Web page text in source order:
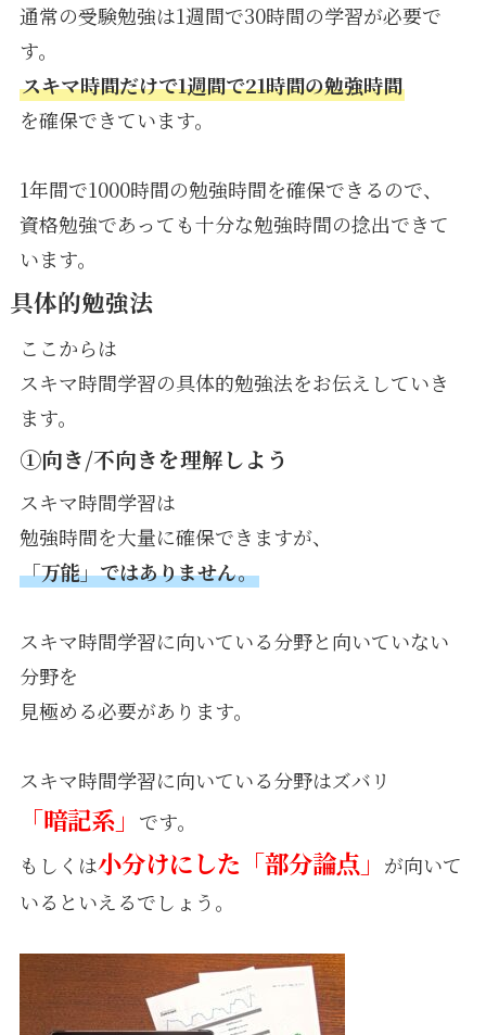
通常の受験勉強は1週間で30時間の学習が必要で
す。
スキマ時間だけで1週間で21時間の勉強時間
を確保できています。
1年間で1000時間の勉強時間を確保できるので、
資格勉強であっても十分な勉強時間の捻出できて
います。
具体的勉強法
ここからは
スキマ時間学習の具体的勉強法をお伝えしていき
ます。
①向き/不向きを理解しよう
スキマ時間学習は
勉強時間を大量に確保できますが、
「万能」ではありません。
スキマ時間学習に向いている分野と向いていない
分野を
見極める必要があります。
スキマ時間学習に向いている分野はズバリ
「暗記系」 です。
もしくは小分けにした「部分論点」 が向いて
いるといえるでしょう。